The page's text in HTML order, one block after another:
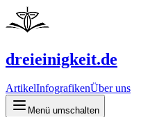
dreieinigkeit.de
ArtikelInfografikenÜber uns
Menü umschalten